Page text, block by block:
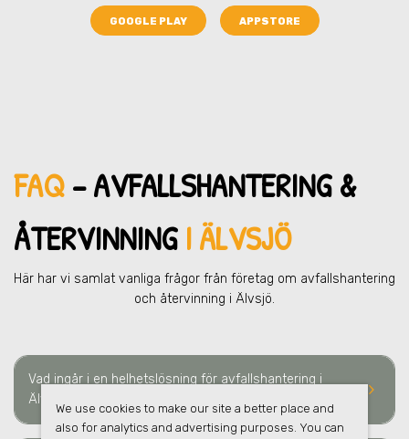
GOOGLE PLAY APPSTORE
FAQ– AVFALLSHANTERING &
ÅTERVINNING I ÄLVSJÖ
Här har vi samlat vanliga frågor från företag om avfallshantering
och återvinning i Älvsjö.
keyboard_arrow_right
Vad ingår i en helhetslösning för avfallshantering i
Älvsjö?
We use cookies to make our site a better place and
also for analytics and advertising purposes. You can